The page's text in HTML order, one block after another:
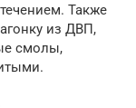
Также
из ДВП,
смолы,